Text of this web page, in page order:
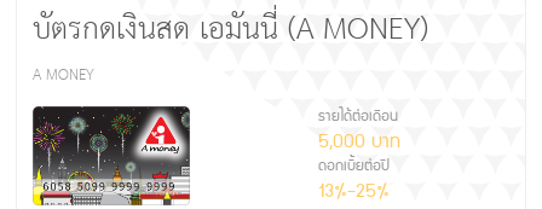
บัตรกดเงินสด เอมันนี่ (A MONEY)
A MONEY
รายได้ต่อเดือน
5,000 บาท
ดอกเบี้ยต่อปี
13%-25%